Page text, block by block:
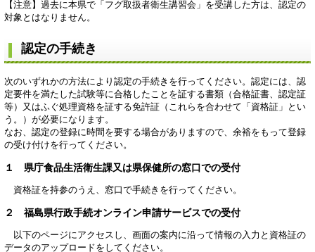
【注意】過去に本県で「フグ取扱者衛生講習会」を受講した方は、認定の
対象とはなりません。
認定の手続き
次のいずれかの方法により認定の手続きを行ってください。認定には、認
定要件を満たした試験等に合格したことを証する書類（合格証書、認定証
等）又はふぐ処理資格を証する免許証（これらを合わせて「資格証」とい
う。）が必要になります。
なお、認定の登録に時間を要する場合がありますので、余裕をもって登録
の受け付けを行ってください。
１ 県庁食品生活衛生課又は県保健所の窓口での受付
資格証を持参のうえ、窓口で手続きを行ってください。
２ 福島県行政手続オンライン申請サービスでの受付
以下のページにアクセスし、画面の案内に沿って情報の入力と資格証の
データのアップロードをしてください。